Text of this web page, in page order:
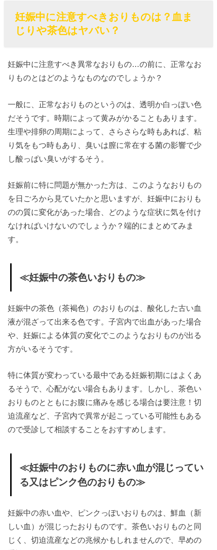
血が混
じって
ク色の
の≫
› 妊娠中に透明
で生臭いおり
ものが大量に
出た？！
のおりもの：
ら、中後期は
のおりもの：
のから黄みが
かったものに
› 妊娠中におり
ものシートは
使ってもいい
の？
› さいごに
妊娠中に注意すべきおりものは？ 血ま
じりや茶色はヤバい？
妊娠中に注意すべき異常なおりもの…の前に、正常なお
りものとはどのようなものなのでしょうか？
一般に、正常なおりものというのは、透明か白っぽい色
だそうです。時期によって黄みがかることもあります。
生理や排卵の周期によって、さらさらな時もあれば、粘
り気をもつ時もあり、臭いは膣に常在する菌の影響で少
し酸っぱい臭いがするそう。
妊娠前に特に問題が無かった方は、このようなおりもの
を日ごろから見ていたかと思いますが、妊娠中におりも
のの質に変化があった場合、どのような症状に気を付け
なければいけないのでしょうか？端的にまとめてみま
す。
≪妊娠中の茶色いおりもの≫
妊娠中の茶色（茶褐色）のおりものは、酸化した古い血
液が混ざって出来る色です。子宮内で出血があった場合
や、妊娠による体質の変化でこのようなおりものが出る
方がいるそうです。
特に体質が変わっている最中である妊娠初期にはよくあ
るそうで、心配がない場合もあります。しかし、茶色い
おりものとともにお腹に痛みを感じる場合は要注意！切
迫流産など、子宮内で異常が起こっている可能性もある
ので受診して相談することをおすすめします。
≪妊娠中のおりものに赤い血が混じってい
る又はピンク色のおりもの≫
妊娠中の赤い血や、ピンクっぽいおりものは、鮮血（新
しい血）が混じったおりものです。茶色いおりものと同
じく、切迫流産などの兆候かもしれませんので、早めの